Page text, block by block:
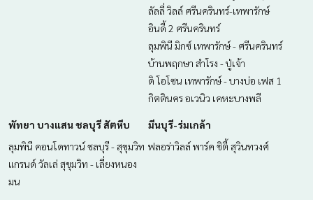
https://maps.google.com/?q=13.71364912,10
**เรามีบริการจัดสินเชื่อให้ฟรี พร้อมยินดีให้คำปรึกษา มีให้เลือกทุ
**พร้อมอัตราดอกเบี้ยพิเศษ และ วงเงินสูงสุด 90-100% ของราคา
ประเมิน**
สนใจสอบถามข้อมูลเพิ่มเติม หรือ นัดชมบ้านได้ที่
ลัลลี่ วิลล์ ศรีนครินทร์-เทพารักษ์
อินดี้ 2 ศรีนครินทร์
ลุมพินี มิกซ์ เทพารักษ์ - ศรีนครินทร์
บ้านพฤกษา สำโรง - ปู่เจ้า
ดิ โอโซน เทพารักษ์ - บางบ่อ เฟส 1
กิตตินคร อเวนิว เคหะบางพลี
พัทยา บางแสน ชลบุรี สัตหีบ
ลุมพินี คอนโดทาวน์ ชลบุรี - สุขุมวิท
แกรนด์ วัลเล่ สุขุมวิท - เลี่ยงหนอง
มน
มีนบุรี-ร่มเกล้า
ฟลอร่าวิลล์ พาร์ค ซิตี้ สุวินทวงศ์